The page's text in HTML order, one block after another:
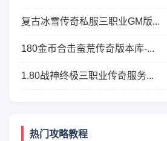
复古冰雪传奇私服三职业GM版...
180金币合击蛮荒传奇版本库-...
1.80战神终极三职业传奇服务...
热门攻略教程